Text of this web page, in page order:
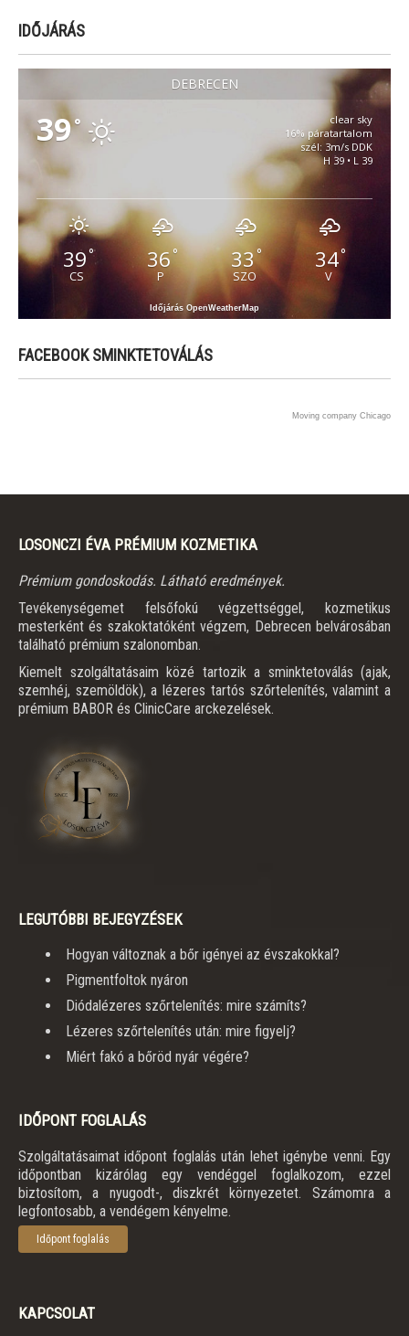
IDŐJÁRÁS
DEBRECEN
39°
clear sky
16% páratartalom
szél: 3m/s DDK
H 39 • L 39
39°
CS
36°
P
33°
SZO
34°
V
Időjárás OpenWeatherMap
FACEBOOK SMINKTETOVÁLÁS
Moving company Chicago
LOSONCZI ÉVA PRÉMIUM KOZMETIKA
Prémium gondoskodás. Látható eredmények.
Tevékenységemet felsőfokú végzettséggel, kozmetikus
mesterként és szakoktatóként végzem, Debrecen belvárosában
található prémium szalonomban.
Kiemelt szolgáltatásaim közé tartozik a sminktetoválás (ajak,
szemhéj, szemöldök), a lézeres tartós szőrtelenítés, valamint a
prémium BABOR és ClinicCare arckezelések.
LEGUTÓBBI BEJEGYZÉSEK
Hogyan változnak a bőr igényei az évszakokkal?
Pigmentfoltok nyáron
Diódalézeres szőrtelenítés: mire számíts?
Lézeres szőrtelenítés után: mire figyelj?
Miért fakó a bőröd nyár végére?
IDŐPONT FOGLALÁS
Szolgáltatásaimat időpont foglalás után lehet igénybe venni. Egy
időpontban kizárólag egy vendéggel foglalkozom, ezzel
biztosítom, a nyugodt-, diszkrét környezetet. Számomra a
legfontosabb, a vendégem kényelme.
Időpont foglalás
KAPCSOLAT